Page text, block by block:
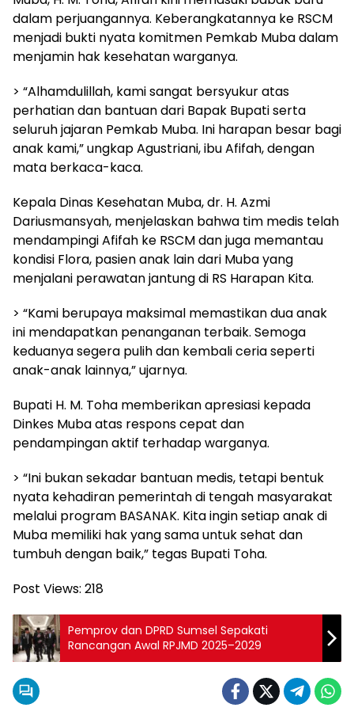
dalam perjuangannya. Keberangkatannya ke RSCM
menjadi bukti nyata komitmen Pemkab Muba dalam
menjamin hak kesehatan warganya.
> “Alhamdulillah, kami sangat bersyukur atas
perhatian dan bantuan dari Bapak Bupati serta
seluruh jajaran Pemkab Muba. Ini harapan besar bagi
anak kami,” ungkap Agustriani, ibu Afifah, dengan
mata berkaca-kaca.
Kepala Dinas Kesehatan Muba, dr. H. Azmi
Dariusmansyah, menjelaskan bahwa tim medis telah
mendampingi Afifah ke RSCM dan juga memantau
kondisi Flora, pasien anak lain dari Muba yang
menjalani perawatan jantung di RS Harapan Kita.
> “Kami berupaya maksimal memastikan dua anak
ini mendapatkan penanganan terbaik. Semoga
keduanya segera pulih dan kembali ceria seperti
anak-anak lainnya,” ujarnya.
Bupati H. M. Toha memberikan apresiasi kepada
Dinkes Muba atas respons cepat dan
pendampingan aktif terhadap warganya.
> “Ini bukan sekadar bantuan medis, tetapi bentuk
nyata kehadiran pemerintah di tengah masyarakat
melalui program BASANAK. Kita ingin setiap anak di
Muba memiliki hak yang sama untuk sehat dan
tumbuh dengan baik,” tegas Bupati Toha.
Post Views: 218
Pemprov dan DPRD Sumsel Sepakati
Rancangan Awal RPJMD 2025–2029